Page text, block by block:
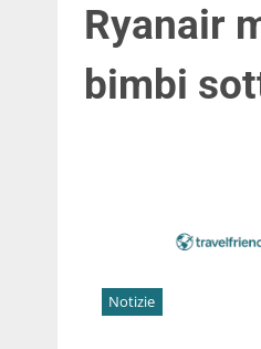
Ryanair
bimbi
Notizie